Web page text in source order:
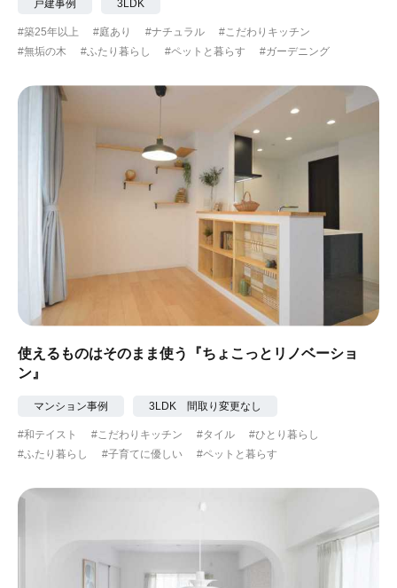
戸建事例 3LDK
#築25年以上 #庭あり #ナチュラル
#こだわりキッチン
#無垢の木
#ふたり暮らし #ペットと暮らす #ガーデニング
使えるものはそのまま使う『ちょこっとリノベーショ
ン』
マンション事例 3LDK 間取り変更なし
#和テイスト #こだわりキッチン #タイル
#ひとり暮らし
#ふたり暮らし
#子育てに優しい #ペットと暮らす